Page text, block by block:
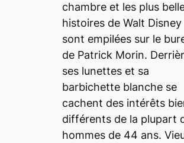
chambre et les plus
histoires de Walt Disney
sont empilées sur le
de Patrick Morin.
ses lunettes et sa
barbichette blanche se
cachent des intérêts
différents de la plupart
hommes de 44 ans.